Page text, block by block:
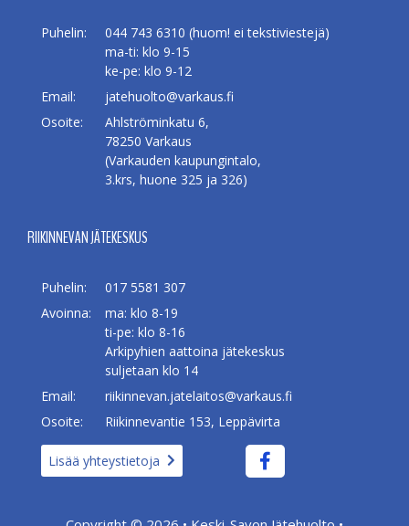
Puhelin:
044 743 6310 (huom! ei tekstiviestejä)
ma-ti: klo 9-15
ke-pe: klo 9-12
Email:
jatehuolto@varkaus.fi
Osoite:
Ahlströminkatu 6,
78250 Varkaus
(Varkauden kaupungintalo,
3.krs, huone 325 ja 326)
RIIKINNEVAN JÄTEKESKUS
Puhelin:
017 5581 307
Avoinna:
ma: klo 8-19
ti-pe: klo 8-16
Arkipyhien aattoina jätekeskus
suljetaan klo 14
Email:
riikinnevan.jatelaitos@varkaus.fi
Osoite:
Riikinnevantie 153, Leppävirta
Lisää yhteystietoja